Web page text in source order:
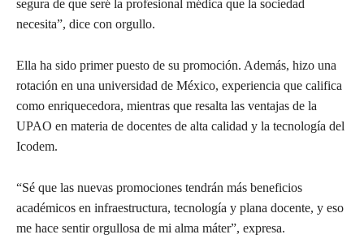
segura de que seré la profesional médica que la sociedad
necesita”, dice con orgullo.
Ella ha sido primer puesto de su promoción. Además, hizo una
rotación en una universidad de México, experiencia que califica
como enriquecedora, mientras que resalta las ventajas de la
UPAO en materia de docentes de alta calidad y la tecnología del
Icodem.
“Sé que las nuevas promociones tendrán más beneficios
académicos en infraestructura, tecnología y plana docente, y eso
me hace sentir orgullosa de mi alma máter”, expresa.